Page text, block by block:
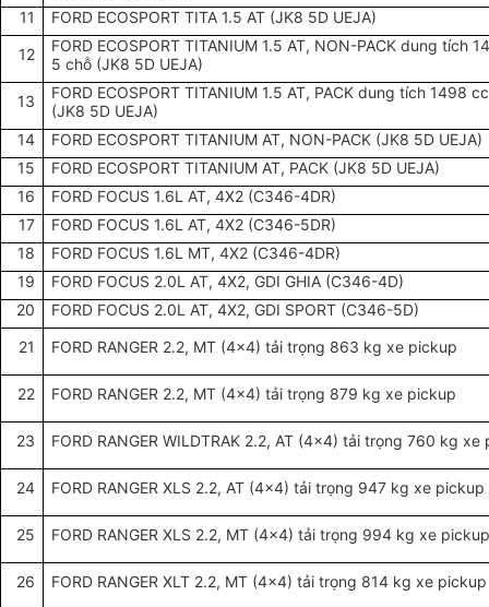
11
FORD ECOSPORT TITA 1.5 AT (JK8 5D UEJA)
12
FORD ECOSPORT TITANIUM 1.5 AT, NON-PACK dung tích
5 chỗ (JK8 5D UEJA)
13
FORD ECOSPORT TITANIUM 1.5 AT, PACK dung tích 1498
(JK8 5D UEJA)
14
FORD ECOSPORT TITANIUM AT, NON-PACK (JK8 5D UEJA)
15
FORD ECOSPORT TITANIUM AT, PACK (JK8 5D UEJA)
16
FORD FOCUS 1.6L AT, 4X2 (C346-4DR)
17
FORD FOCUS 1.6L AT, 4X2 (C346-5DR)
18
FORD FOCUS 1.6L MT, 4X2 (C346-4DR)
19
FORD FOCUS 2.0L AT, 4X2, GDI GHIA (C346-4D)
20
FORD FOCUS 2.0L AT, 4X2, GDI SPORT (C346-5D)
21
FORD RANGER 2.2, MT (4x4) tải trọng 863 kg xe pickup
22 FORD RANGER 2.2, MT (4x4) tải trọng 879 kg xe pickup
23 FORD RANGER WILDTRAK 2.2, AT (4x4) tải trọng 760 kg xe
24 FORD RANGER XLS 2.2, AT (4x4) tải trọng 947 kg xe pickup
25 FORD RANGER XLS 2.2, MT (4x4) tải trọng 994 kg xe
26 FORD RANGER XLT 2.2, MT (4x4) tải trọng 814 kg xe pickup